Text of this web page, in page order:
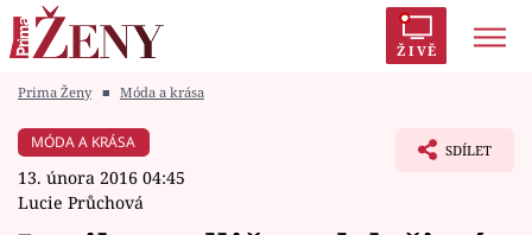
ŽIVĚ
Módní alarm
Prima Ženy ■ Móda a krása
MÓDA A KRÁSA
13. února 2016 04:45
Lucie Průchová
SDÍLET